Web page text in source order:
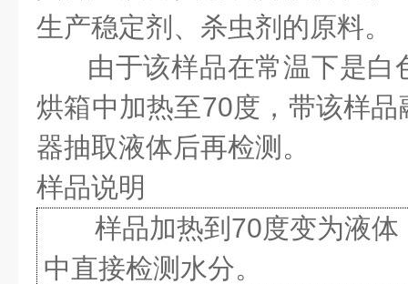
生产稳定剂、杀虫剂的原料。
由于该样品在常温下是白
烘箱中加热至70度，带该样
器抽取液体后再检测。
样品说明
样品加热到70度变为液
中直接检测水分。